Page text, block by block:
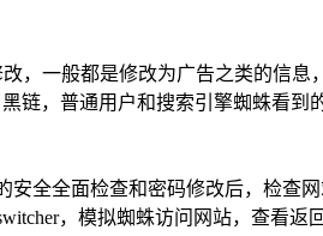
，一般都是修改为广告之类的信息
链，普通用户和搜索引擎蜘蛛看到
全全面检查和密码修改后，检查网
，模拟蜘蛛访问网站，查看返